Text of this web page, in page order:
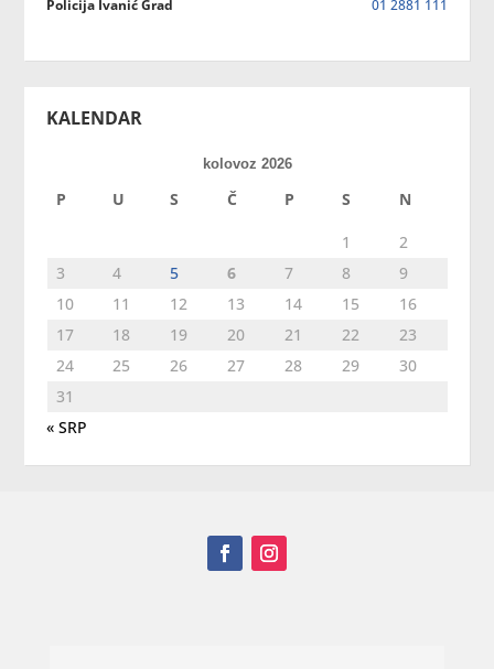
Policija Ivanić Grad 01 2881 111
KALENDAR
kolovoz 2026
P U S Č P S N
1
2
3
4 5 6 7 8
9
10
11 12 13 14 15
16
17
18 19 20 21 22
23
24
25 26 27 28 29
30
31
« SRP